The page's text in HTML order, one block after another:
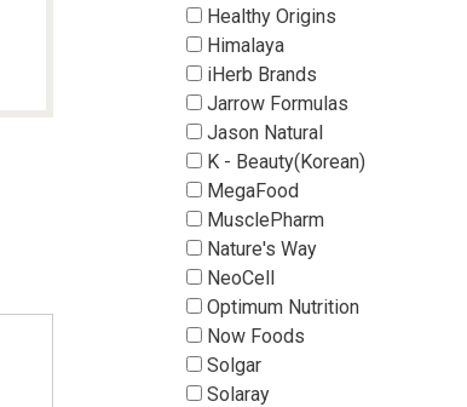
Healthy Origins
Himalaya
iHerb Brands
Jarrow Formulas
Jason Natural
K - Beauty(Korean)
MegaFood
MusclePharm
Nature's Way
NeoCell
Optimum Nutrition
Now Foods
Solgar
Solaray